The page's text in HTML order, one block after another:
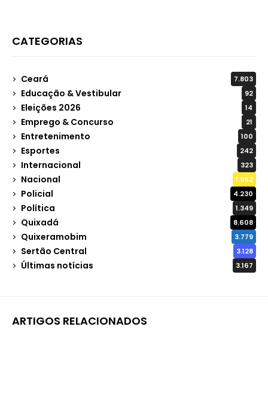
CATEGORIAS
Ceará 7.803
Educação & Vestibular 92
Eleições 2026 14
Emprego & Concurso 21
Entretenimento 100
Esportes 242
Internacional 323
Nacional 1.962
Policial 4.230
Política 1.349
Quixadá 8.608
Quixeramobim 3.779
Sertão Central 3.128
Últimas notícias 3.167
ARTIGOS RELACIONADOS